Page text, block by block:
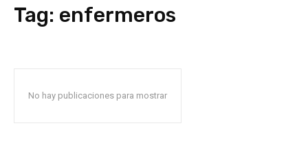
Tag: enfermeros
No hay publicaciones para mostrar